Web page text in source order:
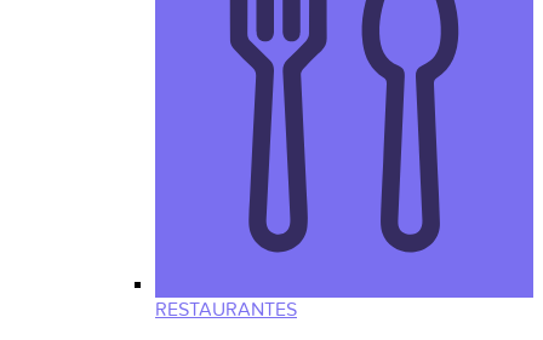
RESTAURANTES